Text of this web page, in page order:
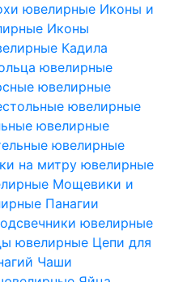
ювелирные Иконы и
Иконы
Кадила
ювелирные
ювелирные
ювелирные
ювелирные
ювелирные
на митру ювелирные
Мощевики и
Панагии
ювелирные
ювелирные Цепи для
Чаши